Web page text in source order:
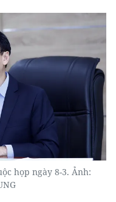
họp ngày 8-3. Ảnh: